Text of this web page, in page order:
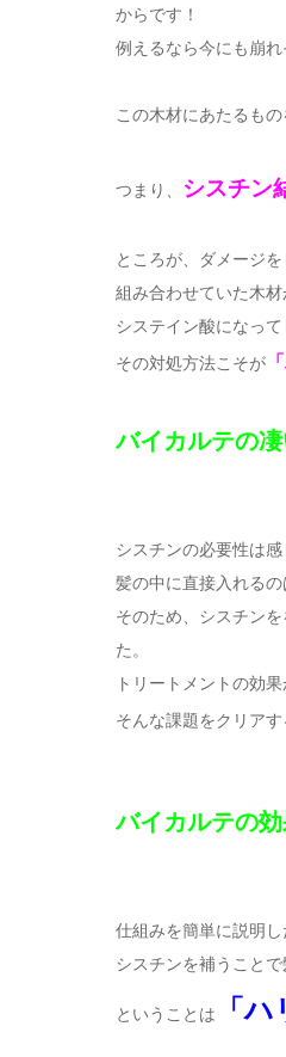
からです！
例えるなら今にも崩
この木材にあたるもの
つまり、 シスチン
ところが、ダメージ
組み合わせていた木
システイン酸になっ
その対処方法こそが
バイカルテの
シスチンの必要性は
髪の中に直接入れるの
そのため、シスチン
た。
トリートメントの効
そんな課題をクリア
バイカルテの
仕組みを簡単に説明
シスチンを補うことで
ということは 「